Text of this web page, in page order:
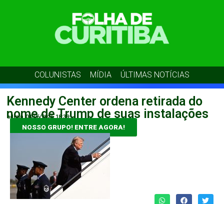
COLUNISTAS MÍDIA ÚLTIMAS NOTÍCIAS
Kennedy Center ordena retirada do
nome de Trump de suas instalações
admin 04/06/2026 18:39
NOSSO GRUPO! ENTRE AGORA!